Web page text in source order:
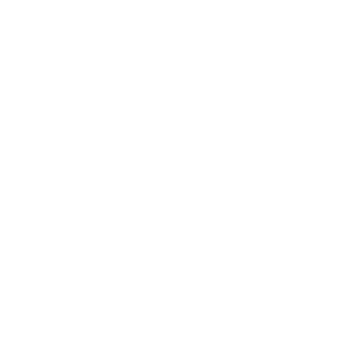
produits de faisceaux de câbles centrauxDu